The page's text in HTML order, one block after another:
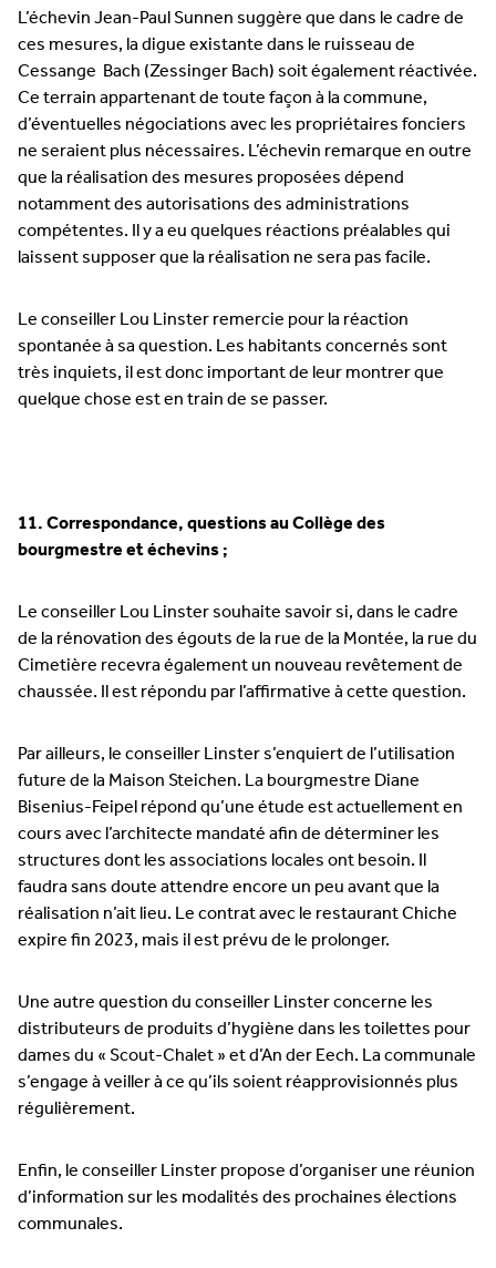
L’échevin Jean-Paul Sunnen suggère que dans le cadre de
ces mesures, la digue existante dans le ruisseau de
Cessange Bach (Zessinger Bach) soit également réactivée.
Ce terrain appartenant de toute façon à la commune,
d’éventuelles négociations avec les propriétaires fonciers
ne seraient plus nécessaires. L’échevin remarque en outre
que la réalisation des mesures proposées dépend
notamment des autorisations des administrations
compétentes. Il y a eu quelques réactions préalables qui
laissent supposer que la réalisation ne sera pas facile.
Le conseiller Lou Linster remercie pour la réaction
spontanée à sa question. Les habitants concernés sont
très inquiets, il est donc important de leur montrer que
quelque chose est en train de se passer.
11. Correspondance, questions au Collège des
bourgmestre et échevins ;
Le conseiller Lou Linster souhaite savoir si, dans le cadre
de la rénovation des égouts de la rue de la Montée, la rue du
Cimetière recevra également un nouveau revêtement de
chaussée. Il est répondu par l’affirmative à cette question.
Par ailleurs, le conseiller Linster s’enquiert de l’utilisation
future de la Maison Steichen. La bourgmestre Diane
Bisenius-Feipel répond qu’une étude est actuellement en
cours avec l’architecte mandaté afin de déterminer les
structures dont les associations locales ont besoin. Il
faudra sans doute attendre encore un peu avant que la
réalisation n’ait lieu. Le contrat avec le restaurant Chiche
expire fin 2023, mais il est prévu de le prolonger.
Une autre question du conseiller Linster concerne les
distributeurs de produits d’hygiène dans les toilettes pour
dames du « Scout-Chalet » et d’An der Eech. La communale
s’engage à veiller à ce qu’ils soient réapprovisionnés plus
régulièrement.
Enfin, le conseiller Linster propose d’organiser une réunion
d’information sur les modalités des prochaines élections
communales.